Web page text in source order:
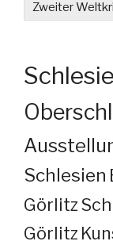
Zweiter
Schlesien
Görlitz
Görlitz